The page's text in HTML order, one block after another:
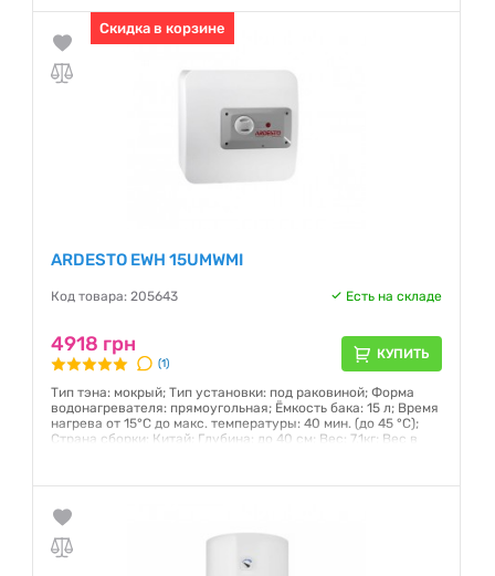
Гарантия:12 месяцев
Скидка в корзине
ARDESTO EWH 15UMWMI
Код товара: 205643 Есть на складе
4918 грн
(1)
КУПИТЬ
Тип тэна: мокрый; Тип установки: под раковиной; Форма
водонагревателя: прямоугольная; Ёмкость бака: 15 л; Время
нагрева от 15°С до макс. температуры: 40 мин. (до 45 °С);
Страна сборки: Китай; Глубина: до 40 см; Вес: 7.1кг; Вес в
Гарантия:12 месяцев